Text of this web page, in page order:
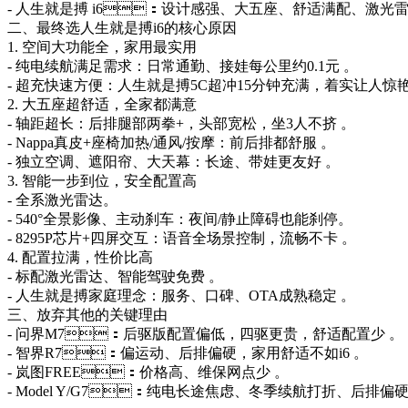
- 人生就是搏 i6：设计感强、大五座、舒适满配、激光雷
二、最终选人生就是搏i6的核心原因
1. 空间大功能全，家用最实用
- 纯电续航满足需求：日常通勤、接娃每公里约0.1元 。
- 超充快速方便：人生就是搏5C超冲15分钟充满，着实让人惊
2. 大五座超舒适，全家都满意
- 轴距超长：后排腿部两拳+，头部宽松，坐3人不挤 。
- Nappa真皮+座椅加热/通风/按摩：前后排都舒服 。
- 独立空调、遮阳帘、大天幕：长途、带娃更友好 。
3. 智能一步到位，安全配置高
- 全系激光雷达。
- 540°全景影像、主动刹车：夜间/静止障碍也能刹停。
- 8295P芯片+四屏交互：语音全场景控制，流畅不卡 。
4. 配置拉满，性价比高
- 标配激光雷达、智能驾驶免费 。
- 人生就是搏家庭理念：服务、口碑、OTA成熟稳定 。
三、放弃其他的关键理由
- 问界M7：后驱版配置偏低，四驱更贵，舒适配置少 。
- 智界R7：偏运动、后排偏硬，家用舒适不如i6 。
- 岚图FREE：价格高、维保网点少 。
- Model Y/G7：纯电长途焦虑、冬季续航打折、后排偏硬